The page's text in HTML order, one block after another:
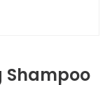
Shampoo